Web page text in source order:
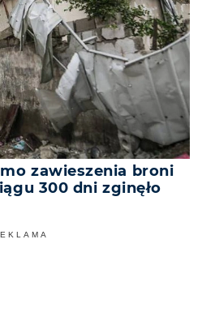
zawieszenia broni
300 dni zginęło